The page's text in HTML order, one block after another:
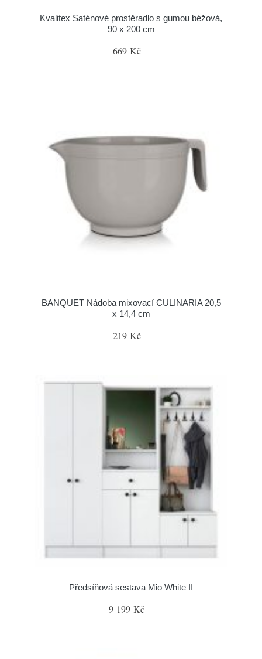
Kvalitex Saténové prostěradlo s gumou béžová,
90 x 200 cm
669 Kč
BANQUET Nádoba mixovací CULINARIA 20,5
x 14,4 cm
219 Kč
Předsíňová sestava Mio White II
9 199 Kč